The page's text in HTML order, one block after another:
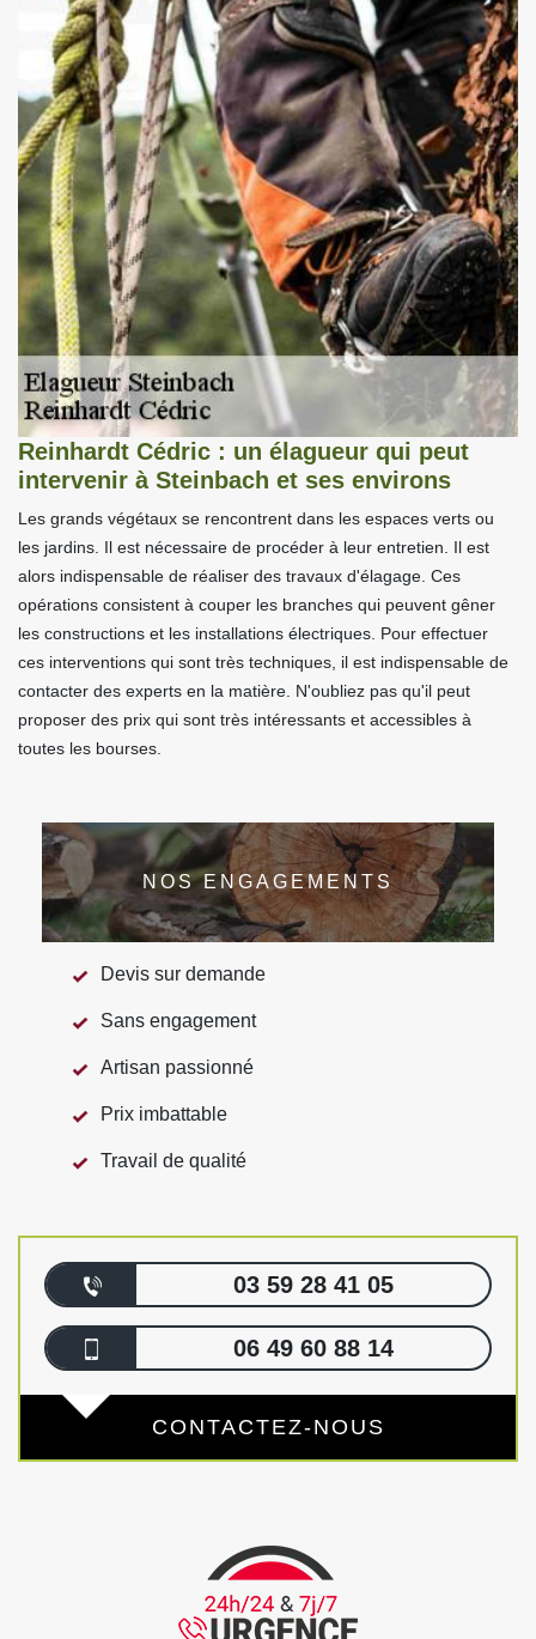
Reinhardt Cédric : un élagueur qui peut
intervenir à Steinbach et ses environs
Les grands végétaux se rencontrent dans les espaces verts ou
les jardins. Il est nécessaire de procéder à leur entretien. Il est
alors indispensable de réaliser des travaux d'élagage. Ces
opérations consistent à couper les branches qui peuvent gêner
les constructions et les installations électriques. Pour effectuer
ces interventions qui sont très techniques, il est indispensable de
contacter des experts en la matière. N'oubliez pas qu'il peut
proposer des prix qui sont très intéressants et accessibles à
toutes les bourses.
NOS ENGAGEMENTS
Devis sur demande
Sans engagement
Artisan passionné
Prix imbattable
Travail de qualité
03 59 28 41 05
06 49 60 88 14
CONTACTEZ-NOUS